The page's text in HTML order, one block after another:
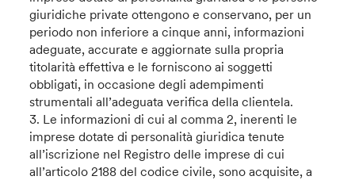
giuridiche private ottengono e conservano, per un
periodo non inferiore a cinque anni, informazioni
adeguate, accurate e aggiornate sulla propria
titolarità effettiva e le forniscono ai soggetti
obbligati, in occasione degli adempimenti
strumentali all’adeguata verifica della clientela.
3. Le informazioni di cui al comma 2, inerenti le
imprese dotate di personalità giuridica tenute
all’iscrizione nel Registro delle imprese di cui
all’articolo 2188 del codice civile, sono acquisite, a